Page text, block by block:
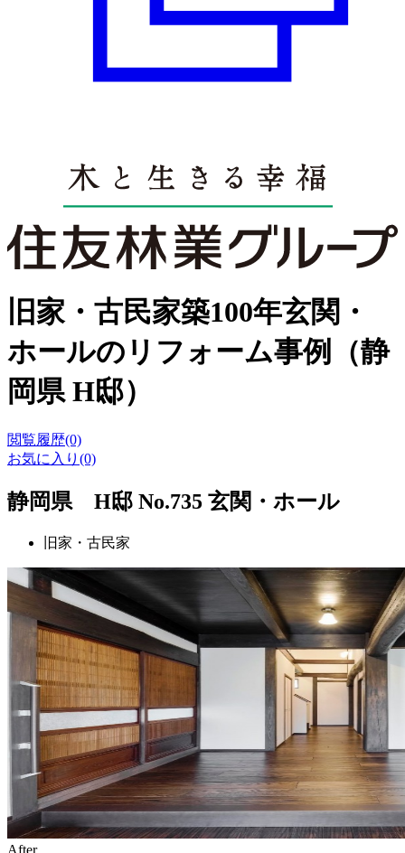
旧家・古民家築100年玄関・
ホールのリフォーム事例（静
岡県 H邸）
閲覧履歴(0)
お気に入り(0)
静岡県 H邸 No.735 玄関・ホール
旧家・古民家
After